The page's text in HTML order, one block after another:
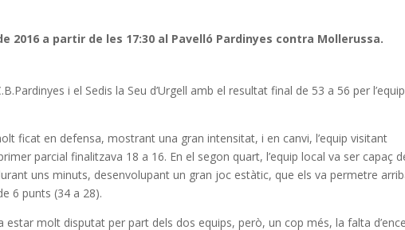
2016 a partir de les 17:30 al Pavelló Pardinyes contra Mollerussa.
i el Sedis la Seu d’Urgell amb el resultat final de 53 a 56 per l’equip
ficat en defensa, mostrant una gran intensitat, i en canvi, l’equip visitant
parcial finalitzava 18 a 16. En el segon quart, l’equip local va ser capaç
uns minuts, desenvolupant un gran joc estàtic, que els va permetre
6 punts (34 a 28).
molt disputat per part dels dos equips, però, un cop més, la falta